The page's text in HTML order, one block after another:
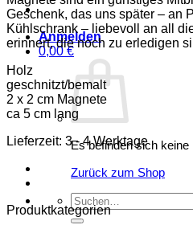
Anmelden
0,00€
Es befinden sich
Zurück zum Shop
Suchen
nach:
Geschenk, das uns später – an
Kühlschrank – liebevoll an all
erinnert, die noch zu erledigen
Holz
geschnitzt/bemalt
2 x 2 cm Magnete
ca 5 cm lang
Lieferzeit: 3 - 4 Werktage
Produktkategorien